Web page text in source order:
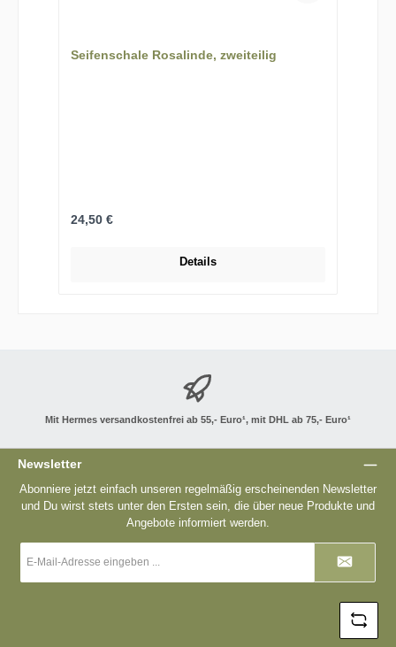
Seifenschale Rosalinde, zweiteilig
Regulärer Preis:
24,50 €
Details
Mit Hermes versandkostenfrei ab 55,- Euro¹, mit DHL ab 75,- Euro¹
Newsletter
Abonniere jetzt einfach unseren regelmäßig erscheinenden Newsletter
und Du wirst stets unter den Ersten sein, die über neue Produkte und
Angebote informiert werden.
Mail-